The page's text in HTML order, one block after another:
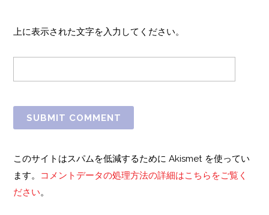
上に表示された文字を入力してください。
このサイトはスパムを低減するために Akismet を使ってい
ます。 コメントデータの処理方法の詳細はこちらをご覧く
ださい。